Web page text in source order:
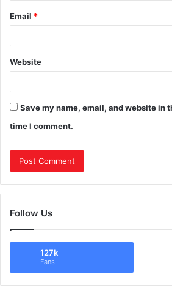
Email *
Website
Save my name, email, and website in
time I comment.
Follow Us
127k
Fans